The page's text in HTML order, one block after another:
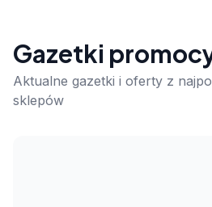
Gazetki
Aktualne gazetki i oferty z
sklepów